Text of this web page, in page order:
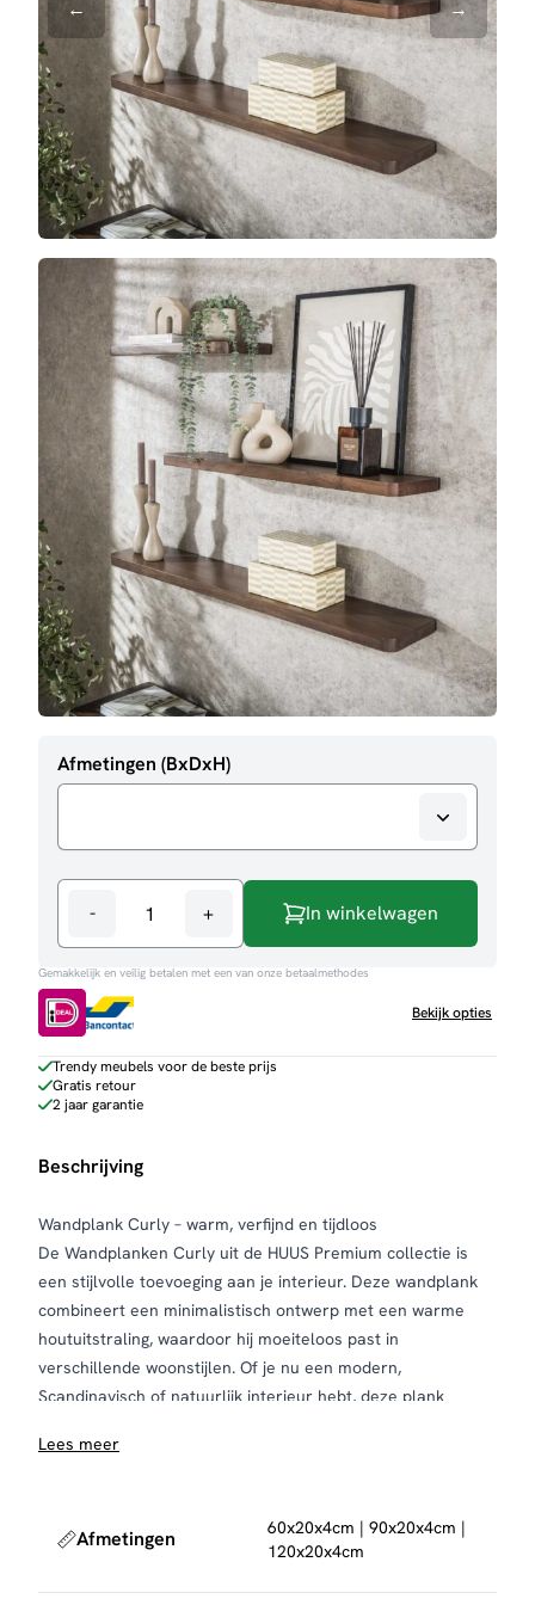
Afmetingen (BxDxH)
-
Wandplank
Curly
aantal
+ In winkelwagen
Gemakkelijk en veilig betalen met een van onze betaalmethodes
Bekijk opties
Trendy meubels voor de beste prijs
Gratis retour
2 jaar garantie
Beschrijving
Wandplank Curly – warm, verfijnd en tijdloos
De Wandplanken Curly uit de HUUS Premium collectie is
een stijlvolle toevoeging aan je interieur. Deze wandplank
combineert een minimalistisch ontwerp met een warme
houtuitstraling, waardoor hij moeiteloos past in
verschillende woonstijlen. Of je nu een modern,
Scandinavisch of natuurlijk interieur hebt, deze plank
Gebruik de Wandplank Curly om accessoires, boeken of
slaapkamer.
afgewerkt met een warme drift brown finish. Het hout heeft
Lees meer
Afmetingen
60x20x4cm | 90x20x4cm |
120x20x4cm